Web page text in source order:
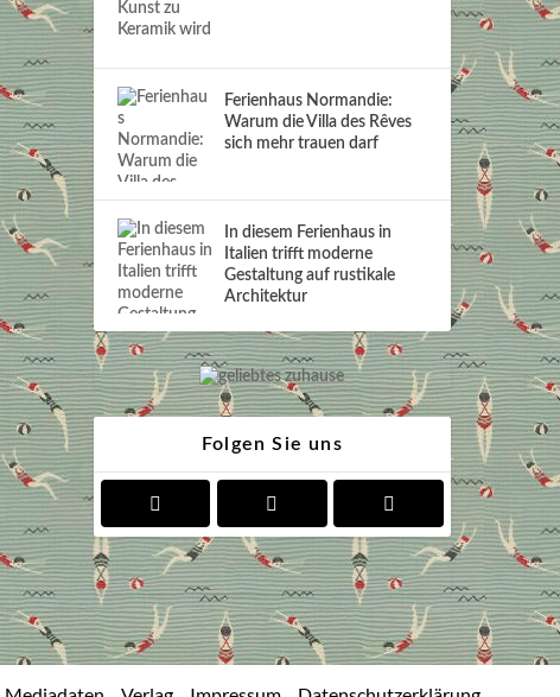
Ferienhaus Normandie:
Warum die Villa des Rêves
sich mehr trauen darf
In diesem Ferienhaus in
Italien trifft moderne
Gestaltung auf rustikale
Architektur
Folgen Sie uns